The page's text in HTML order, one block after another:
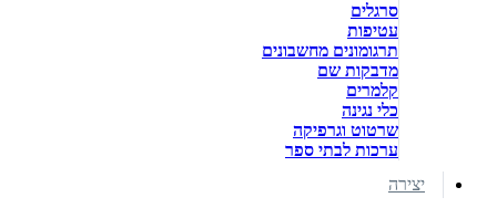
סרגלים
עטיפות
תרגומונים מחשבונים
מדבקות שם
קלמרים
כלי נגינה
שרטוט וגרפיקה
ערכות לבתי ספר
יצירה